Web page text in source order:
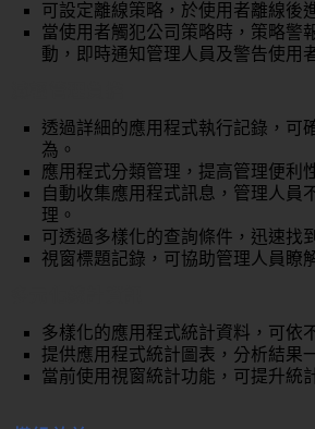
可設定離線策略，於使用者離線後
當使用者觸犯公司策略時，策略警
動，即時通知管理人員及警告使用
透過詳細的應用程式執行記錄，可
為。
應用程式分類管理，提高管理便利
自動收集應用程式訊息，管理人員
理。
可透過多樣化的查詢條件，迅速找
視窗標題記錄，可協助管理人員瞭
多樣化的應用程式統計資料，可依
提供應用程式統計圖表，分析結果
當前使用視窗統計功能，可提升統